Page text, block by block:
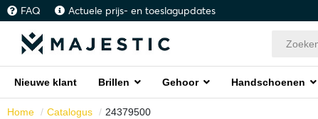
FAQ Actuele prijs- en toeslagupdates
Nieuwe klant Brillen Gehoor Handschoenen
Home Catalogus 24379500